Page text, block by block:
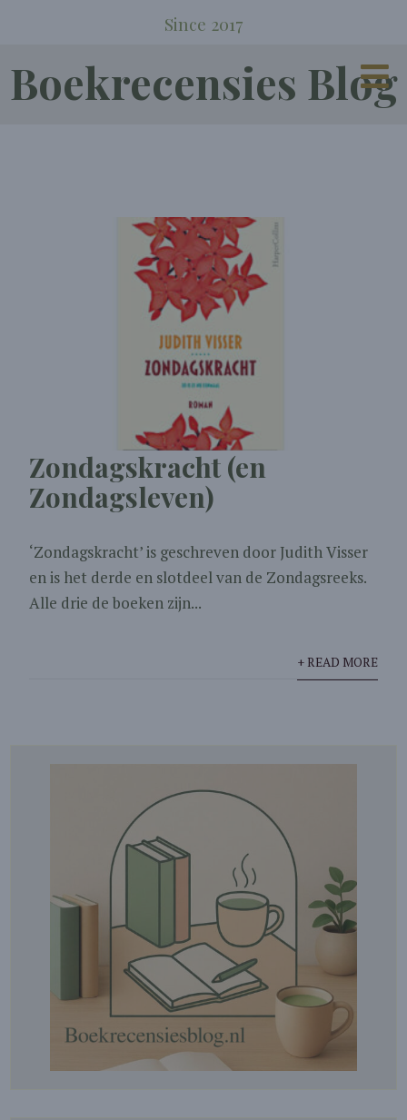
Since 2017
Boekrecensies Blog
Zondagskracht (en
Zondagsleven)
‘Zondagskracht’ is geschreven door Judith Visser
en is het derde en slotdeel van de Zondagsreeks.
Alle drie de boeken zijn...
+ READ MORE